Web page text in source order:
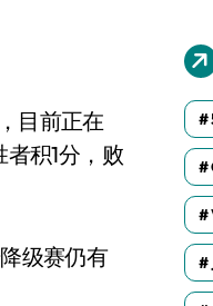
目前正在
积1分，败
级赛仍有